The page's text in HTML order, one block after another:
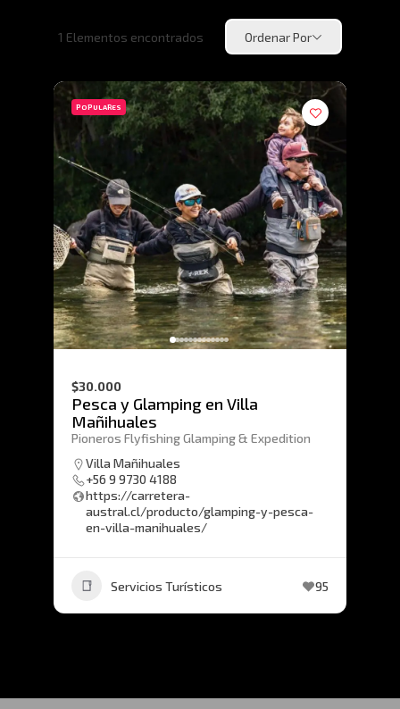
1 Elementos encontrados Ordenar Por
POPULARES
$30.000
Pesca y Glamping en Villa
Mañihuales
Pioneros Flyfishing Glamping & Expedition
Villa Mañihuales
+56 9 9730 4188
https://carretera-
austral.cl/producto/glamping-y-pesca-
en-villa-manihuales/
Servicios Turísticos 95